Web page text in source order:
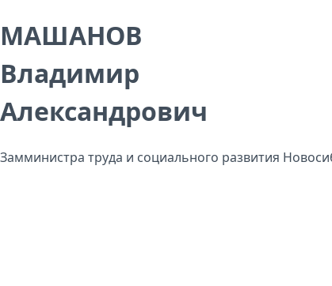
МАШАНОВ
Владимир
Александрович
Замминистра труда и социального развития